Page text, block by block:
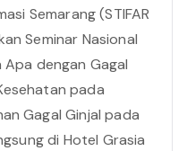
Semarang (STIFAR
Seminar Nasional
Apa dengan Gagal
pada
Gagal Ginjal pada
di Hotel Grasia